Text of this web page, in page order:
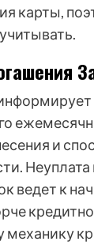
карты,
и
ведет к
механику